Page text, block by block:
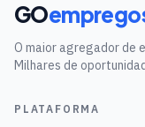
GO
O maior agregador de
Milhares de
PLATAFORMA